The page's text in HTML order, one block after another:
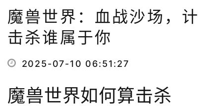
魔兽世界：血战沙场，计
击杀谁属于你
2025-07-10 06:51:27
魔兽世界如何算击杀